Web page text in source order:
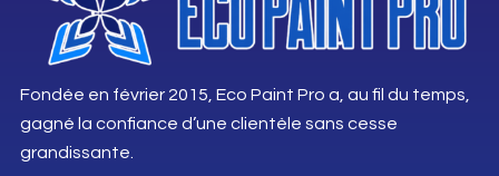
Fondée en février 2015, Eco Paint Pro a, au fil du temps,
gagné la confiance d’une clientèle sans cesse
grandissante.